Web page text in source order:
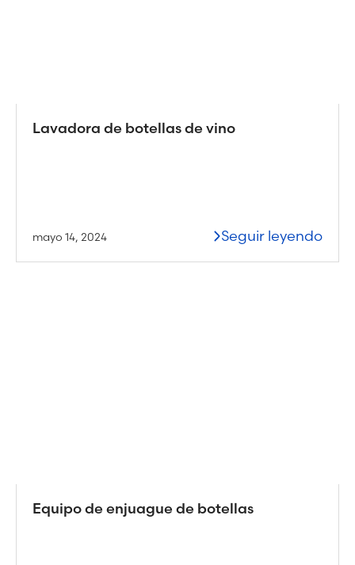
Lavadora de botellas de vino
mayo 14, 2024 Seguir leyendo
Equipo de enjuague de botellas